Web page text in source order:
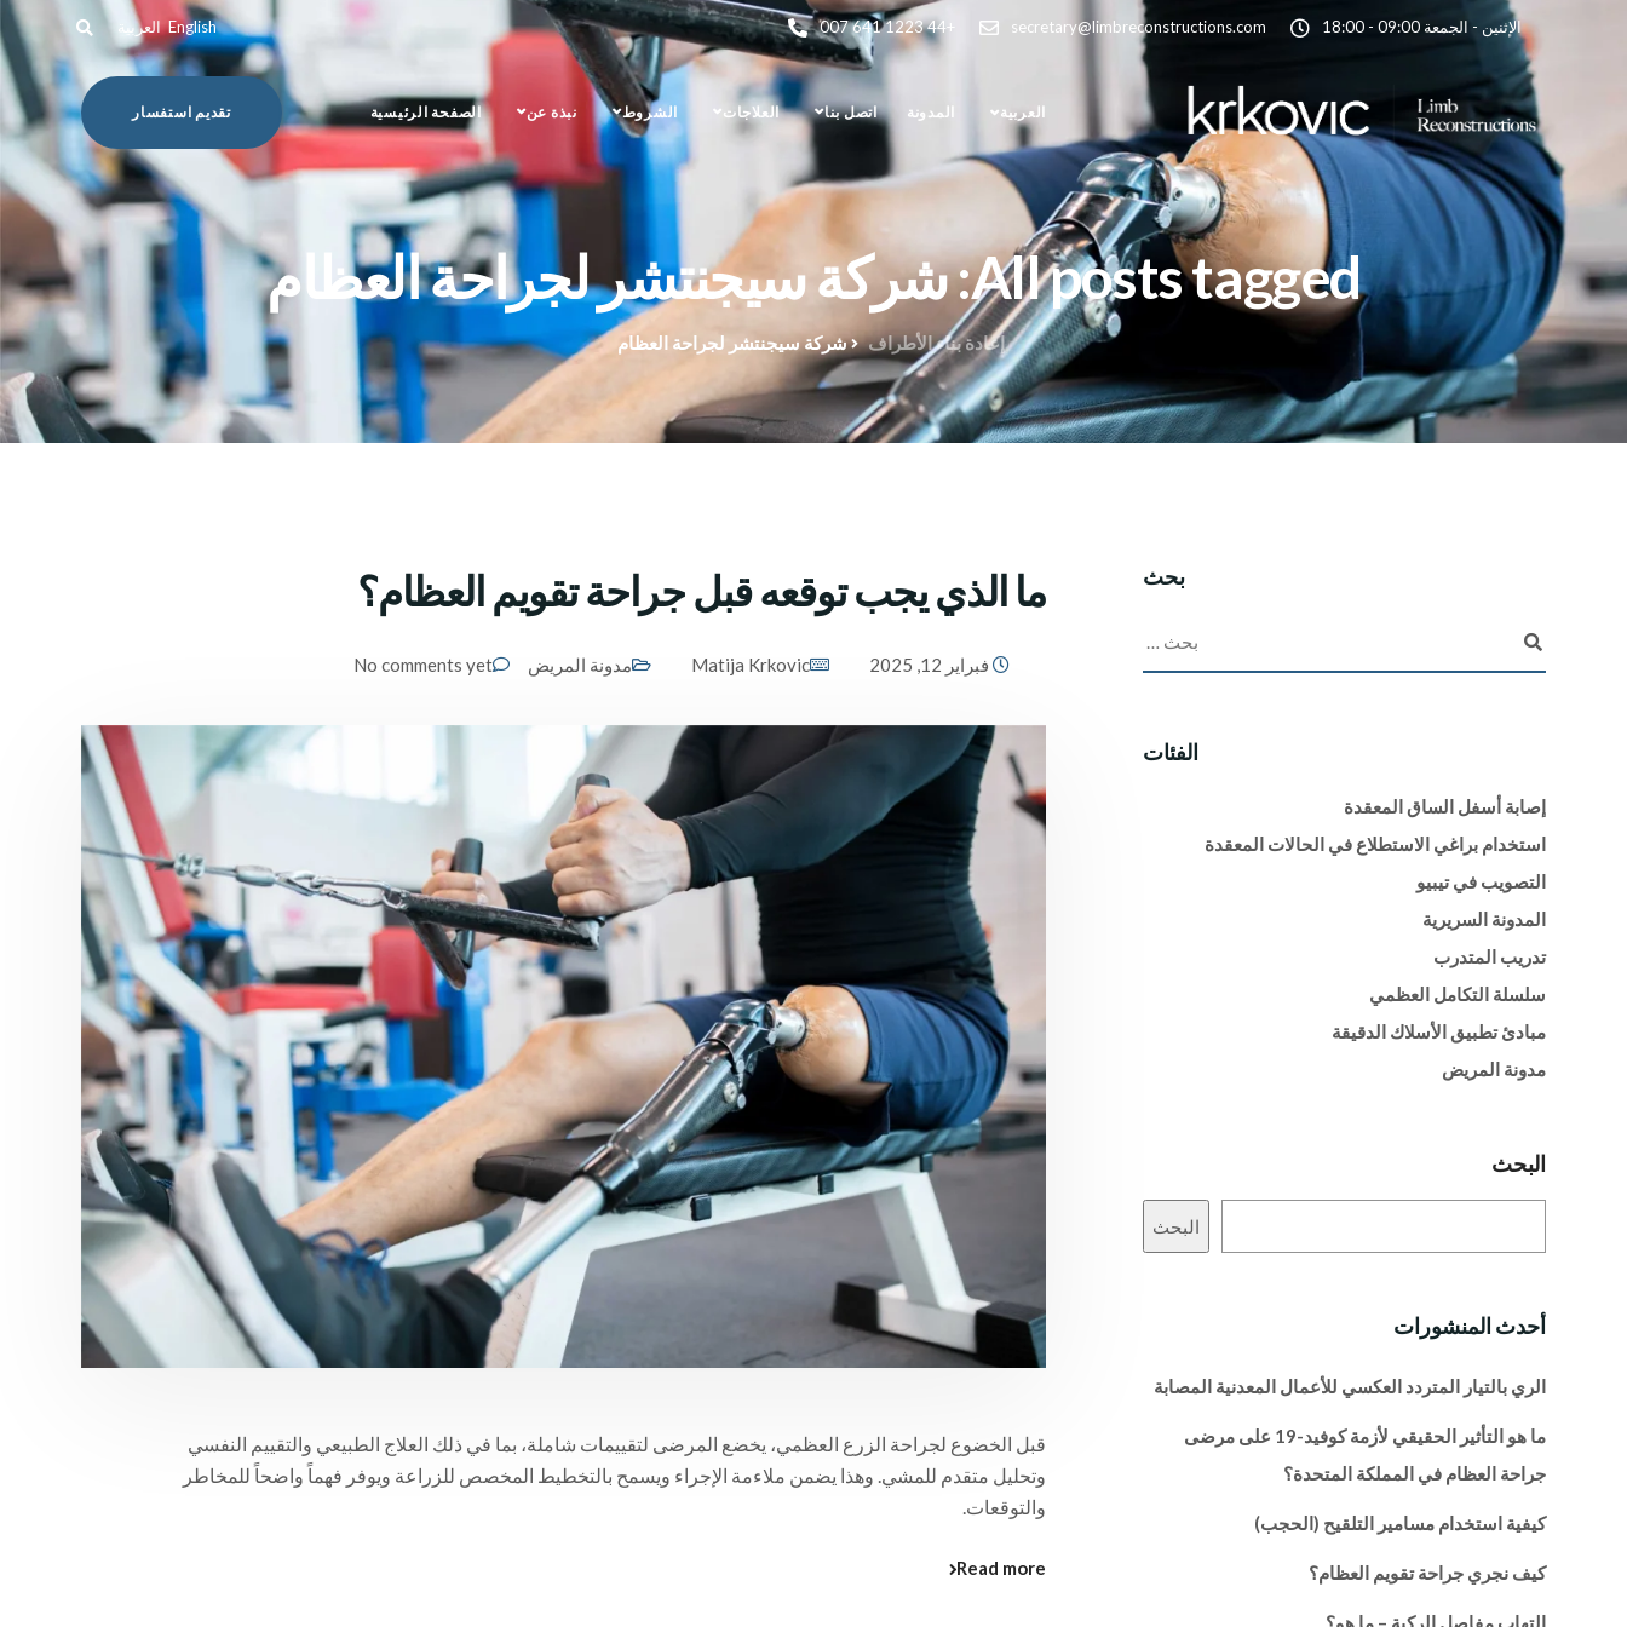
+44 1223 641 007 secretary@limbreconstructions.com الإثنين - الجمعة 09:00 - 18:00 العربية English
الصفحة الرئيسية نبذة عن الشروط العلاجات اتصل بنا المدونة العربية تقديم استفسار
All posts tagged: شركة سيجنتشر لجراحة العظام
إعادة بناء الأطراف شركة سيجنتشر لجراحة العظام
ما الذي يجب توقعه قبل جراحة تقويم العظام؟
فبراير 12, 2025 Matija Krkovic مدونة المريض No comments yet
قبل الخضوع لجراحة الزرع العظمي، يخضع المرضى لتقييمات شاملة، بما في ذلك العلاج الطبيعي والتقييم النفسي
وتحليل متقدم للمشي. وهذا يضمن ملاءمة الإجراء ويسمح بالتخطيط المخصص للزراعة ويوفر فهماً واضحاً للمخاطر
والتوقعات.
Read more
بحث
الفئات
إصابة أسفل الساق المعقدة
استخدام براغي الاستطلاع في الحالات المعقدة
التصويب في تيبيو
المدونة السريرية
تدريب المتدرب
سلسلة التكامل العظمي
مبادئ تطبيق الأسلاك الدقيقة
مدونة المريض
البحث
البحث
أحدث المنشورات
الري بالتيار المتردد العكسي للأعمال المعدنية المصابة
ما هو التأثير الحقيقي لأزمة كوفيد-19 على مرضى
جراحة العظام في المملكة المتحدة؟
كيفية استخدام مسامير التلقيح (الحجب)
كيف نجري جراحة تقويم العظام؟
التهاب مفاصل الركبة – ما هو؟